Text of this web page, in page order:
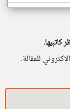
كاتبيها.
للمقالة.